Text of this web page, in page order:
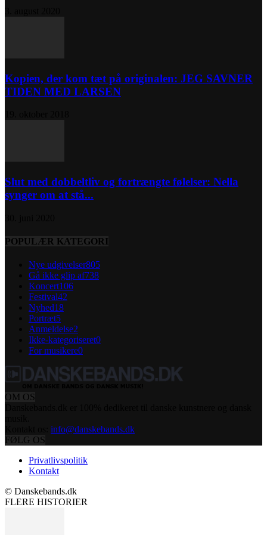
Kopien, der kom tæt på originalen: JEG SAVNER
TIDEN MED LARSEN
Slut med dobbeltliv og fortrængte følelser: Nella
synger om at stå...
POPULÆR KATEGORI
Nye udgivelser805
Gå ikke glip af738
Koncert106
Festival42
Nyhed18
Portræt5
Anmeldelse2
Ikke-kategoriseret0
For musikere0
OM OS
info@danskebands.dk
FØLG OS
Privatlivspolitik
Kontakt
© Danskebands.dk
FLERE HISTORIER